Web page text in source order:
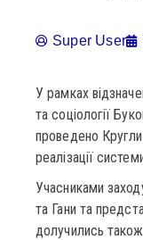
Super User
У рамках
та соціології
проведено
реалізації
Учасниками
та Гани та
долучились